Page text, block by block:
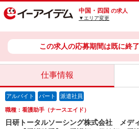
中国・四国 の求人
▼エリア変更
この求人の応募期間は既に終
仕事情報
アルバイト パート 派遣社員
職種：看護助手（ナースエイド）
日研トータルソーシング株式会社 メデ